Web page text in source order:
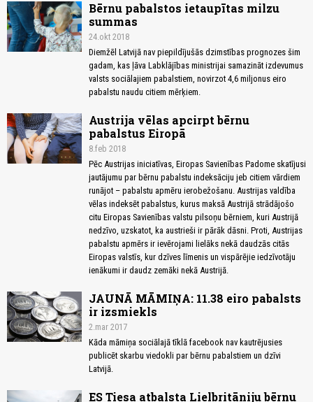
Bērnu pabalstos ietaupītas milzu
summas
24.okt 2018
Diemžēl Latvijā nav piepildījušās dzimstības prognozes šim
gadam, kas ļāva Labklājības ministrijai samazināt izdevumus
valsts sociālajiem pabalstiem, novirzot 4,6 miljonus eiro
pabalstu naudu citiem mērķiem.
Austrija vēlas apcirpt bērnu
pabalstus Eiropā
8.feb 2018
Pēc Austrijas iniciatīvas, Eiropas Savienības Padome skatījusi
jautājumu par bērnu pabalstu indeksāciju jeb citiem vārdiem
runājot – pabalstu apmēru ierobežošanu. Austrijas valdība
vēlas indeksēt pabalstus, kurus maksā Austrijā strādājošo
citu Eiropas Savienības valstu pilsoņu bērniem, kuri Austrijā
nedzīvo, uzskatot, ka austrieši ir pārāk dāsni. Proti, Austrijas
pabalstu apmērs ir ievērojami lielāks nekā daudzās citās
Eiropas valstīs, kur dzīves līmenis un vispārējie iedzīvotāju
ienākumi ir daudz zemāki nekā Austrijā.
JAUNĀ MĀMIŅA: 11.38 eiro pabalsts
ir izsmiekls
2.mar 2017
Kāda māmiņa sociālajā tīklā facebook nav kautrējusies
publicēt skarbu viedokli par bērnu pabalstiem un dzīvi
Latvijā.
ES Tiesa atbalsta Lielbritāniju bērnu